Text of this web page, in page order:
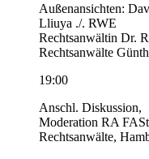
Außenansichten:
Lliuya ./. RWE
Rechtsanwältin Dr.
Rechtsanwälte
19:00
Anschl. Diskussion,
Moderation RA
Rechtsanwälte,